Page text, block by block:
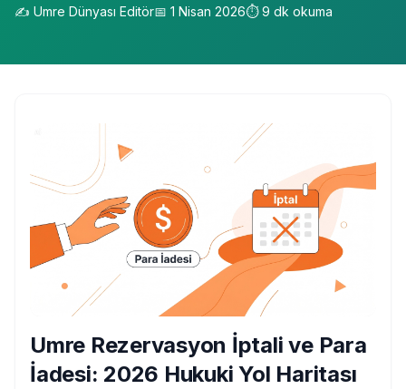
✍️ Umre Dünyası Editör📅 1 Nisan 2026⏱️9 dk okuma
Umre Rezervasyon İptali ve Para
İadesi: 2026 Hukuki Yol Haritası